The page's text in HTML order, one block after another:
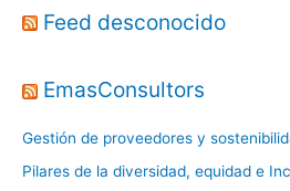
Feed desconocido
EmasConsultors
Gestión de proveedores y
Pilares de la diversidad, equidad e